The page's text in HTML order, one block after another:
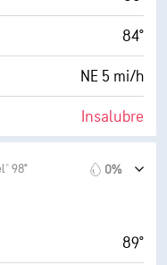
84°
NE 5 mi/h
Insalubre
17%
98° 0%
89°